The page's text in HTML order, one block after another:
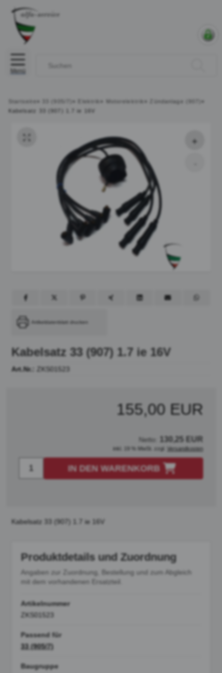
Menü
Startseite » » Elektrik » Motorelektrik » Zündanlage (907)
»
Kabelsatz 33 (907) 1.7 ie 16V
Artikeldatenblatt drucken
Kabelsatz 33 (907) 1.7 ie 16V
Art.Nr.: ZKS01523
155,00 EUR
Netto: 130,25 EUR
inkl. 19 % MwSt. zzgl. Versandkosten
IN DEN WARENKORB
Kabelsatz 33 (907) 1.7 ie 16V
Produktdetails und Zuordnung
Angaben zur Zuordnung, Bestellung und zum Abgleich
mit dem vorhandenen Ersatzteil.
Artikelnummer
ZKS01523
Passend für
33 (905/7)
Baugruppe